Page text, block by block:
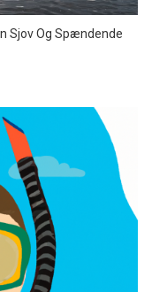
Sjov Og Spændende